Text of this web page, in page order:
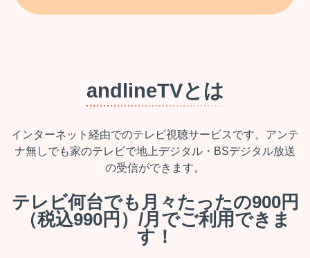
andlineTVとは
インターネット経由でのテレビ視聴サービスです。アンテ
ナ無しでも家のテレビで地上デジタル・BSデジタル放送
の受信ができます。
テレビ何台でも月々たったの900円
（税込990円）/月でご利用できま
す！